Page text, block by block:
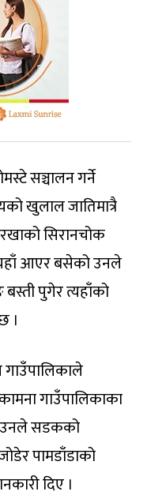
सञ्चालन गर्ने
खुलाल जातिमात्रै
सिरानचोक
यहाँ आएर बसेको उनले
पुगेर त्यहाँको
।
गाउँपालिकाले
गाउँपालिकाका
उनले सडकको
पामडाँडाको
दिए ।